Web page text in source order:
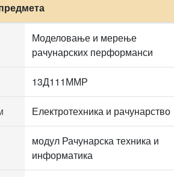
Моделовање и мерење
рачунарских перформанси
13Д111ММР
Електротехника и рачунарство
модул Рачунарска техника и
информатика